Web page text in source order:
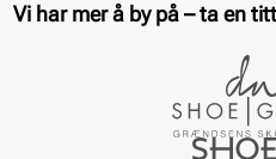
Vi har mer å by på – ta en